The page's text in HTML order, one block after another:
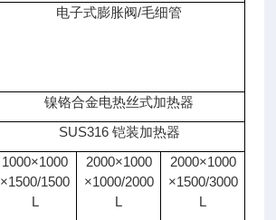
电子式膨胀阀/毛细管
镍铬合金电热丝式加热器
SUS316 铠装加热器
1000×1000
×1500/1500
L
2000×1000
×1000/2000
L
2000×1000
×1500/3000
L